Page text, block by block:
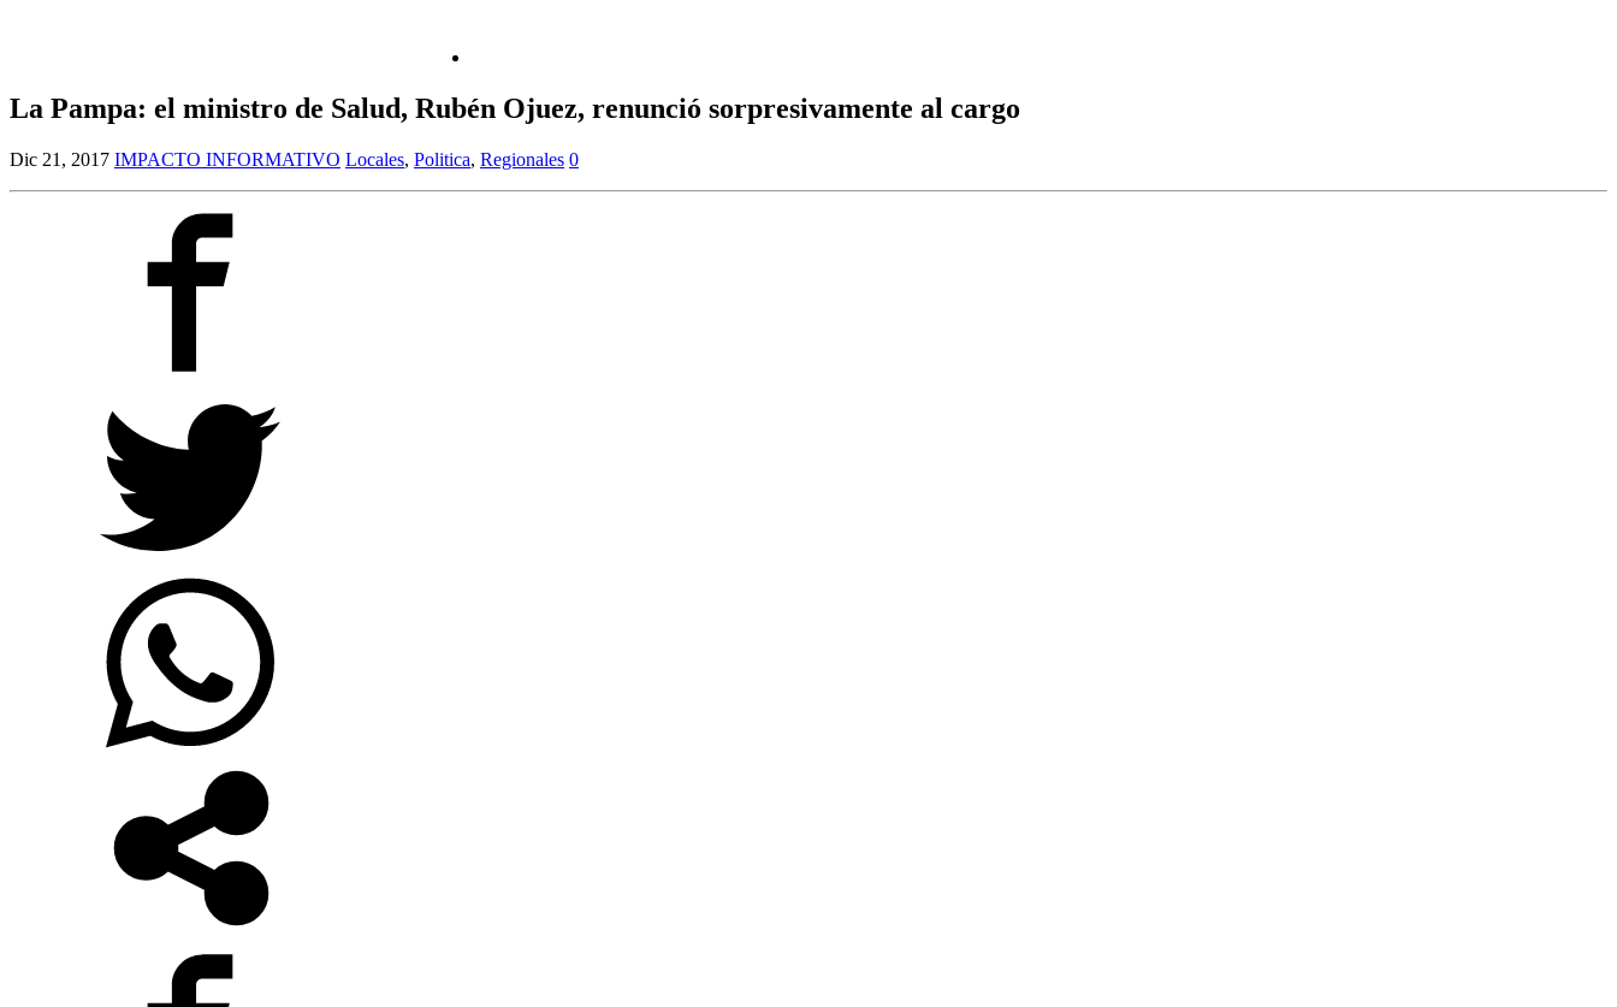
La Pampa: el ministro de Salud, Rubén Ojuez, renunció sorpresivamente al cargo
Dic 21, 2017 IMPACTO INFORMATIVO Locales, Politica, Regionales 0